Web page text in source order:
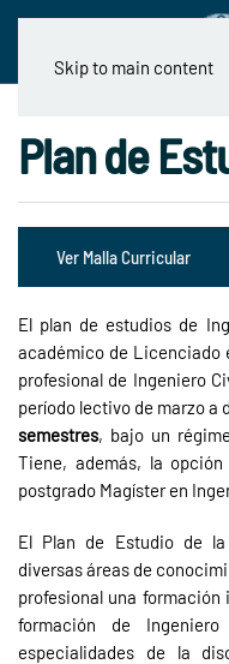
Skip to main content
Plan de
Ver Malla Curricular
El plan de estudios de
académico de Licenciado
profesional de Ingeniero
período lectivo de marzo a
semestres, bajo un
Tiene, además, la
postgrado Magíster en
El Plan de Estudio de
diversas áreas de
profesional una
formación de
especialidades de la